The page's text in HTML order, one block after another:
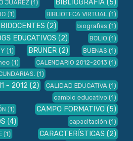
JUÁREZ (1) BIBLIOGRAFÍA (5)
(1) BIBLIOTECA VIRTUAL (1)
BIDOCENTES (2) biografías (1)
EDUCATIVOS (2) BOLIO (1)
(1) BRUNER (2) BUENAS (1)
(1) CALENDARIO 2012-2013 (1)
(1)
- 2012 (2) CALIDAD EDUCATIVA (1)
cambio educativo (1)
(1) CAMPO FORMATIVO (5)
(4) capacitación (1)
(1) CARACTERÍSTICAS (2)